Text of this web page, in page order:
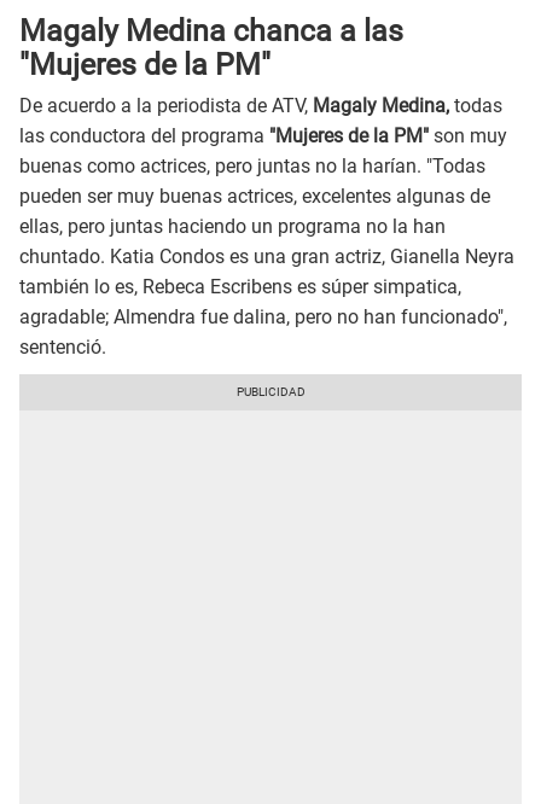
Magaly Medina chanca a las
"Mujeres de la PM"
De acuerdo a la periodista de ATV, Magaly Medina, todas
las conductora del programa "Mujeres de la PM" son muy
buenas como actrices, pero juntas no la harían. "Todas
pueden ser muy buenas actrices, excelentes algunas de
ellas, pero juntas haciendo un programa no la han
chuntado. Katia Condos es una gran actriz, Gianella Neyra
también lo es, Rebeca Escribens es súper simpatica,
agradable; Almendra fue dalina, pero no han funcionado",
sentenció.